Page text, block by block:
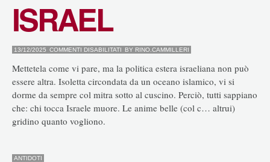
ISRAEL
13/12/2025 COMMENTI DISABILITATI
SUBY RINO.CAMMILLERI
Mettetela come vi pare, ma la politica estera israeliana non può
essere altra. Isoletta circondata da un oceano islamico, vi si
dorme da sempre col mitra sotto al cuscino. Perciò, tutti sappiano
che: chi tocca Israele muore. Le anime belle (col c… altrui)
gridino quanto vogliono.
ANTIDOTI